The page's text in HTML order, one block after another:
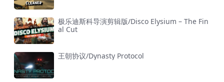
极乐迪斯科导演剪辑版/Disco Elysium – The Fin
al Cut
王朝协议/Dynasty Protocol